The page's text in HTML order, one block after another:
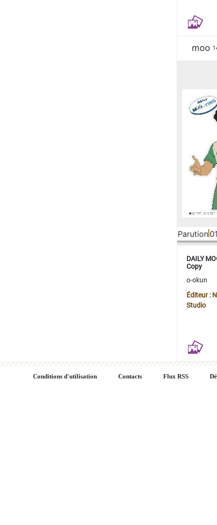
moo
Parution
DAILY
Copy
o-okun
Éditeur :
Studio
Conditions d'utilisation Contacts Flux RSS